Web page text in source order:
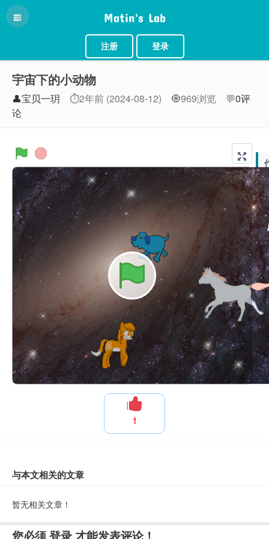
Matin's Lab
注册 登录
宇宙下的小动物
👤宝贝一玥 ⏱2年前 (2024-08-12) 🧿969浏览 💬0评
论
1
与本文相关的文章
暂无相关文章！
您必须登录 才能发表评论！